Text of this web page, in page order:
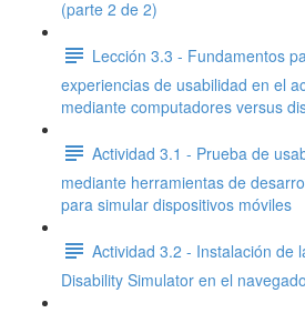
(parte 2 de 2)
Lección 3.3 - Fundamentos
experiencias de usabilidad en el
mediante computadores versus
Actividad 3.1 - Prueba de
mediante herramientas de
para simular dispositivos móviles
Actividad 3.2 - Instalación de
Disability Simulator en el